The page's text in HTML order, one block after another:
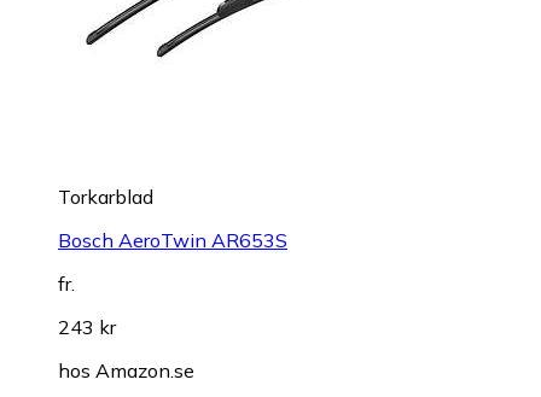
Torkarblad
Bosch AeroTwin AR653S
fr.
243 kr
hos Amazon.se